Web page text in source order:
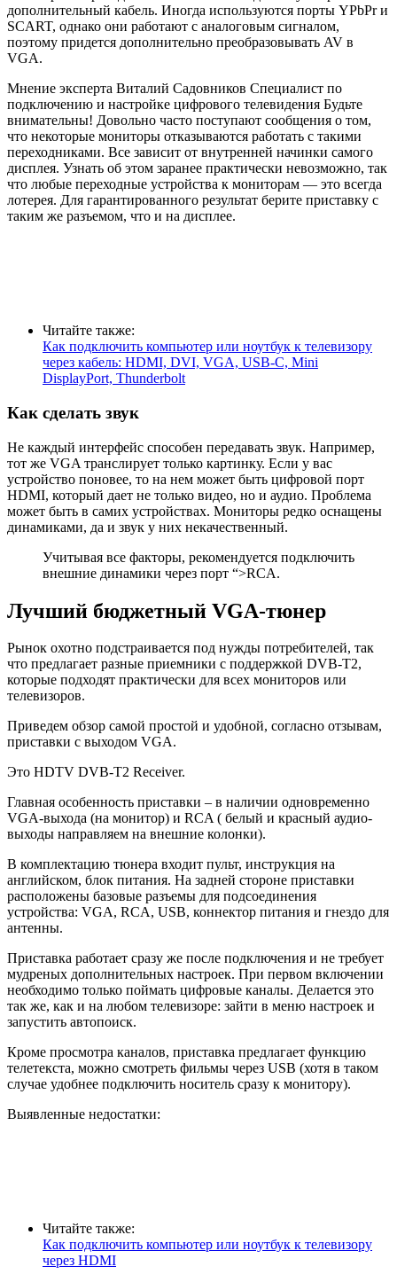
дополнительный кабель. Иногда используются порты YPbPr и
SCART, однако они работают с аналоговым сигналом,
поэтому придется дополнительно преобразовывать AV в
VGA.
Мнение эксперта Виталий Садовников Специалист по
подключению и настройке цифрового телевидения Будьте
внимательны! Довольно часто поступают сообщения о том,
что некоторые мониторы отказываются работать с такими
переходниками. Все зависит от внутренней начинки самого
дисплея. Узнать об этом заранее практически невозможно, так
что любые переходные устройства к мониторам — это всегда
лотерея. Для гарантированного результат берите приставку с
таким же разъемом, что и на дисплее.
Читайте также:
Как подключить компьютер или ноутбук к телевизору
через кабель: HDMI, DVI, VGA, USB-C, Mini
DisplayPort, Thunderbolt
Как сделать звук
Не каждый интерфейс способен передавать звук. Например,
тот же VGA транслирует только картинку. Если у вас
устройство поновее, то на нем может быть цифровой порт
HDMI, который дает не только видео, но и аудио. Проблема
может быть в самих устройствах. Мониторы редко оснащены
динамиками, да и звук у них некачественный.
Учитывая все факторы, рекомендуется подключить
внешние динамики через порт “>RCA.
Лучший бюджетный VGA-тюнер
Рынок охотно подстраивается под нужды потребителей, так
что предлагает разные приемники с поддержкой DVB-T2,
которые подходят практически для всех мониторов или
телевизоров.
Приведем обзор самой простой и удобной, согласно отзывам,
приставки с выходом VGA.
Это HDTV DVB-T2 Receiver.
Главная особенность приставки – в наличии одновременно
VGA-выхода (на монитор) и RCA ( белый и красный аудио-
выходы направляем на внешние колонки).
В комплектацию тюнера входит пульт, инструкция на
английском, блок питания. На задней стороне приставки
расположены базовые разъемы для подсоединения
устройства: VGA, RCA, USB, коннектор питания и гнездо для
антенны.
Приставка работает сразу же после подключения и не требует
мудреных дополнительных настроек. При первом включении
необходимо только поймать цифровые каналы. Делается это
так же, как и на любом телевизоре: зайти в меню настроек и
запустить автопоиск.
Кроме просмотра каналов, приставка предлагает функцию
телетекста, можно смотреть фильмы через USB (хотя в таком
случае удобнее подключить носитель сразу к монитору).
Выявленные недостатки:
Читайте также:
Как подключить компьютер или ноутбук к телевизору
через HDMI